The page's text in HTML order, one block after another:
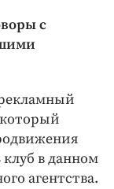
с
который
клуб в данном
агентства.